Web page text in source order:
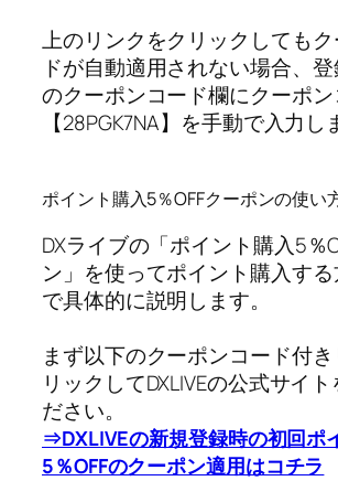
上のリンクをクリックしても
ドが自動適用されない場合、
のクーポンコード欄にクーポン
【28PGK7NA】を手動で入力し
ポイント購入5％OFFクーポンの使い
DXライブの「ポイント購入5％
ン」を使ってポイント購入す
で具体的に説明します。
まず以下のクーポンコード付
リックしてDXLIVEの公式サイト
ださい。
⇒DXLIVEの新規登録時の初回ポ
5％OFFのクーポン適用はコチラ